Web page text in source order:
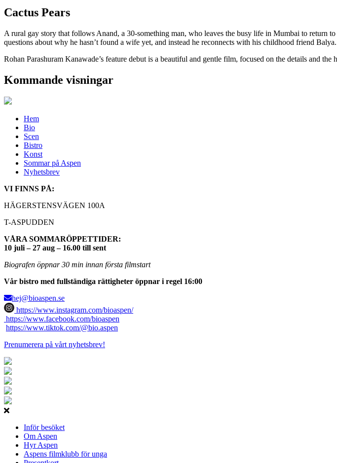
Cactus Pears
A rural gay story that follows Anand, a 30-something man, who leaves the busy life in Mumbai to return
questions about why he hasn’t found a wife yet, and instead he reconnects with his childhood friend Balya.
Rohan Parashuram Kanawade’s feature debut is a beautiful and gentle film, focused on the details and the
Kommande visningar
Hem
Bio
Scen
Bistro
Konst
Sommar på Aspen
Nyhetsbrev
VI FINNS PÅ:
HÄGERSTENSVÄGEN 100A
T-ASPUDDEN
VÅRA SOMMARÖPPETTIDER:
10 juli – 27 aug – 16.00 till sent
Biografen öppnar 30 min innan första filmstart
Vår bistro med fullständiga rättigheter öppnar i regel 16:00
hej@bioaspen.se
https://www.instagram.com/bioaspen/
https://www.facebook.com/bioaspen
https://www.tiktok.com/@bio.aspen
Prenumerera på vårt nyhetsbrev!
Inför besöket
Om Aspen
Hyr Aspen
Aspens filmklubb för unga